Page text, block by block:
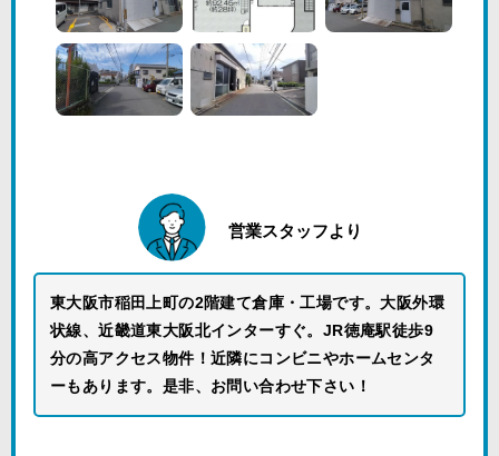
営業スタッフより
東大阪市稲田上町の2階建て倉庫・工場です。大阪外環
状線、近畿道東大阪北インターすぐ。JR徳庵駅徒歩9
分の高アクセス物件！近隣にコンビニやホームセンタ
ーもあります。是非、お問い合わせ下さい！